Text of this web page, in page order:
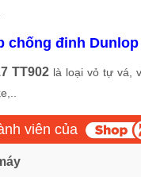
đinh Dunlop
TT902 là loại vỏ tự vá,
viên của